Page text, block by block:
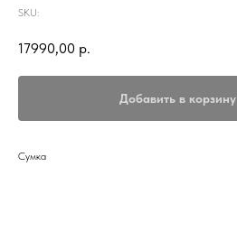
SKU:
17990,00 р.
Добавить в корзину
Сумка